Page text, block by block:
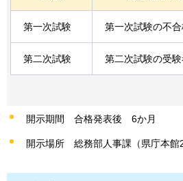
第一次試験 第一次試験の不
第二次試験 第二次試験の受験
開示期間 合格発表後 6か月
開示場所 総務部人事課（県庁本館2